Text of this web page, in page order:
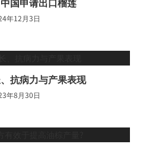
年12月3日
抗病力与产果表现
年8月30日